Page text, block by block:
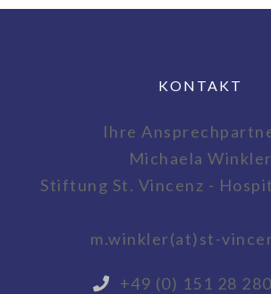
KONTAKT
Ihre
Michaela Winkler
Stiftung St. Vincenz -
m.winkler(at)st-
+49 (0) 151 28